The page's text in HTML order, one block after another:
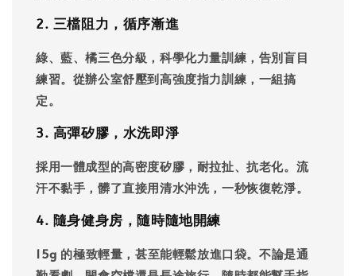
2. 三檔阻力，循序漸進
綠、藍、橘三色分級，科學化力量訓練，告別盲目
練習。從辦公室舒壓到高強度指力訓練，一組搞
定。
3. 高彈矽膠，水洗即淨
採用一體成型的高密度矽膠，耐拉扯、抗老化。流
汗不黏手，髒了直接用清水沖洗，一秒恢復乾淨。
4. 隨身健身房，隨時隨地開練
15g 的極致輕量，甚至能輕鬆放進口袋。不論是通